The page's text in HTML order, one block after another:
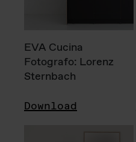
EVA Cucina
Fotografo: Lorenz
Sternbach
Download